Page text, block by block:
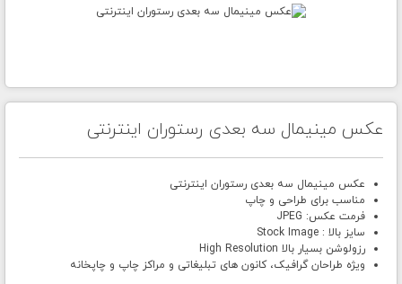
عکس مینیمال سه بعدی رستوران اینترنتی
عکس مینیمال سه بعدی رستوران اینترنتی
مناسب برای طراحی و چاپ
فرمت عکس: JPEG
سایز بالا : Stock Image
رزولوشن بسیار بالا High Resolution
ویژه طراحان گرافیک، کانون های تبلیغاتی و مراکز چاپ و چاپخانه